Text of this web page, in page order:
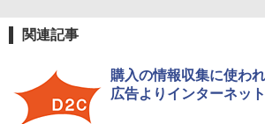
関連記事
購入の情報収集に使わ
広告よりインターネッ